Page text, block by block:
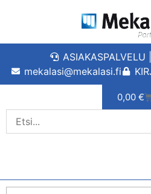
mekalasi@mekalasi.fi
0,00 €